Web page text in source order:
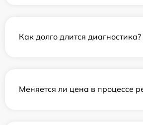
Как долго длится диагностика?
Меняется ли цена в процессе